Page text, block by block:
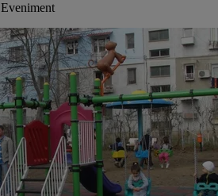
Eveniment